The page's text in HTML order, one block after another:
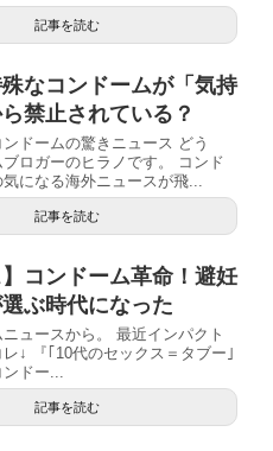
記事を読む
なコンドームが「気持
禁止されている？
ドームの驚きニュース どう
ロガーのヒラノです。 コンド
になる海外ニュースが飛...
記事を読む
】コンドーム革命！避妊
ぶ時代になった
ュースから。 最近インパクト
↓ 『｢10代のセックス＝タブー｣
ドー...
記事を読む